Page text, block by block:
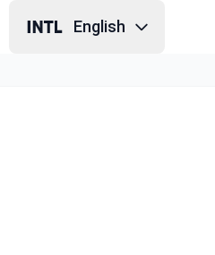
English